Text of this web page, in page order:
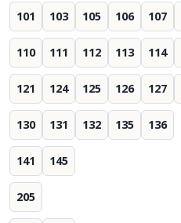
101 103 105 106 107
110 111 112 113 114
121 124 125 126 127
130 131 132 135 136
141 145
205